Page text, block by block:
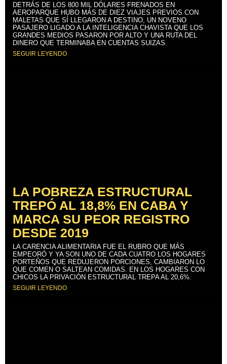
DETRÁS DE LOS 800 MIL DÓLARES FRENADOS EN
AEROPARQUE HUBO MÁS DE DIEZ VIAJES PREVIOS CON
MALETAS QUE SÍ LLEGARON A DESTINO, UN NOVENO
PASAJERO LIGADO A LA INTELIGENCIA CHAVISTA QUE LOS
GRANDES MEDIOS PASARON POR ALTO Y UNA RUTA DEL
DINERO QUE TERMINABA EN CUENTAS SUIZAS.
SEGUIR LEYENDO
LA POBREZA ESTRUCTURAL
TREPÓ AL 18,8% EN CABA Y
MARCA SU PEOR REGISTRO
DESDE 2019
LA CARENCIA ALIMENTARIA FUE EL RUBRO QUE MÁS
EMPEORÓ Y YA SON UNO DE CADA CUATRO LOS HOGARES
PORTEÑOS QUE REDUJERON PORCIONES, CAMBIARON LO
QUE COMEN O SALTEAN COMIDAS. EN LOS HOGARES CON
CHICOS LA PRIVACIÓN ESTRUCTURAL TREPA AL 20,6%.
SEGUIR LEYENDO